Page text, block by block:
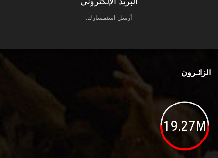
أرسل استفسارك.
الزائـرون
19.27M